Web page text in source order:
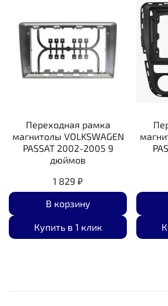
Переходная рамка
магнитолы VOLKSWAGEN
PASSAT 2002-2005 9
дюймов
1 829 ₽
В корзину
Купить в 1 клик